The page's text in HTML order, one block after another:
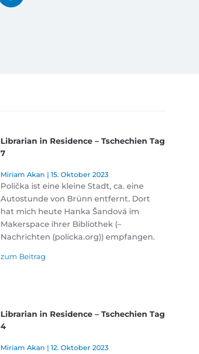
Librarian in Residence – Tschechien Tag
7
Miriam Akan 15. Oktober 2023
Polička ist eine kleine Stadt, ca. eine
Autostunde von Brünn entfernt. Dort
hat mich heute Hanka Šandová im
Makerspace ihrer Bibliothek (–
Nachrichten (policka.org)) empfangen.
zum Beitrag
Librarian in Residence – Tschechien Tag
4
Miriam Akan 12. Oktober 2023